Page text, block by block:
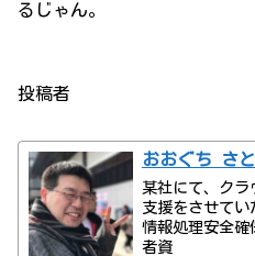
るじゃん。
投稿者
おおぐち さ
某社にて、ク
支援をさせてい
情報処理安全
者資